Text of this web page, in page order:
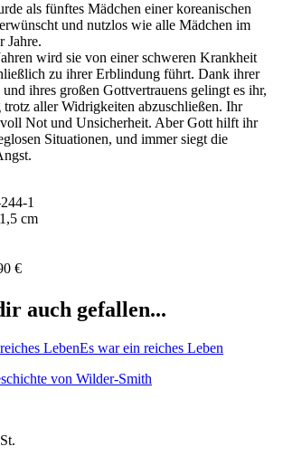
als fünftes Mädchen einer koreanischen
und nutzlos wie alle Mädchen im
Jahre.
wird sie von einer schweren Krankheit
zu ihrer Erblindung führt. Dank ihrer
ihres großen Gottvertrauens gelingt es ihr,
aller Widrigkeiten abzuschließen. Ihr
Not und Unsicherheit. Aber Gott hilft ihr
Situationen, und immer siegt die
1
cm
€
auch gefallen...
Es war ein reiches Leben
von Wilder-Smith